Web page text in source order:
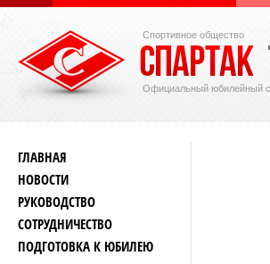
Спортивное общество
Официальный юбилейный
ГЛАВНАЯ
НОВОСТИ
РУКОВОДСТВО
СОТРУДНИЧЕСТВО
ПОДГОТОВКА К ЮБИЛЕЮ